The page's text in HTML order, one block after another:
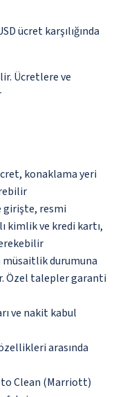
ücret karşılığında
Ücretlere ve
konaklama yeri
girişte, resmi
kimlik ve kredi kartı,
müsaitlik durumuna
Özel talepler garanti
ve nakit kabul
arasında
Clean (Marriott)